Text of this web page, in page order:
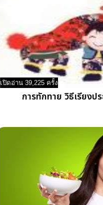
เปิดอ่าน 39,225 ครั้ง
การทักทาย วิธีเรียงป